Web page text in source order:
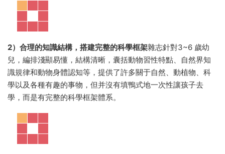
2）合理的知識結構，搭建完整的科學框架雜志針對3~6 歲幼
兒，編排淺顯易懂，結構清晰，囊括動物習性特點、自然界知
識規律和動物身體認知等，提供了許多關于自然、動植物、科
學以及各種有趣的事物，但并沒有填鴨式地一次性讓孩子去
學，而是有完整的科學框架體系。